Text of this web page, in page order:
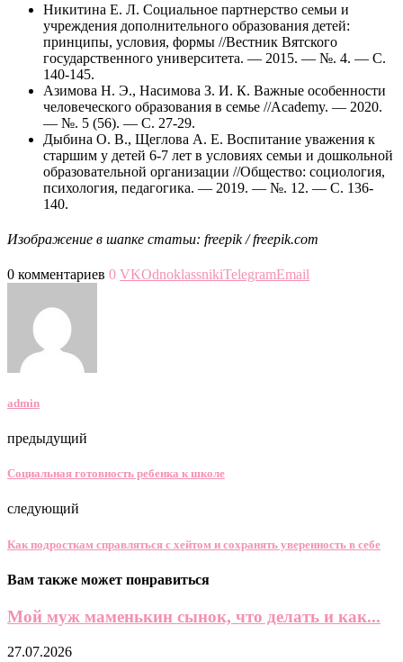
Никитина Е. Л. Социальное партнерство семьи и
учреждения дополнительного образования детей:
принципы, условия, формы //Вестник Вятского
государственного университета. — 2015. — №. 4. — С.
140-145.
Азимова Н. Э., Насимова З. И. К. Важные особенности
человеческого образования в семье //Academy. — 2020.
— №. 5 (56). — С. 27-29.
Дыбина О. В., Щеглова А. Е. Воспитание уважения к
старшим у детей 6-7 лет в условиях семьи и дошкольной
образовательной организации //Общество: социология,
психология, педагогика. — 2019. — №. 12. — С. 136-
140.
Изображение в шапке статьи: freepik / freepik.com
0 комментариев 0 VKOdnoklassnikiTelegramEmail
admin
предыдущий
Социальная готовность ребенка к школе
следующий
Как подросткам справляться с хейтом и сохранять уверенность в себе
Вам также может понравиться
Мой муж маменькин сынок, что делать и как...
27.07.2026